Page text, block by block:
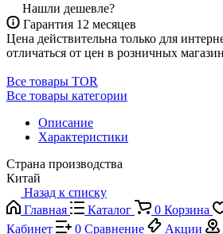
Нашли дешевле?
Гарантия 12 месяцев
Цена действительна только для
отличаться от цен в розничных
Все товары TOR
Все товары категории
Описание
Характеристики
Страна производства
Китай
Назад к списку
Главная
Каталог 0 Корзина
Кабинет
0 Сравнение Акции